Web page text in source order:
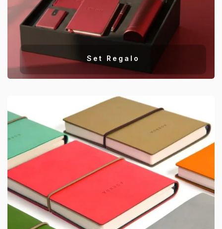
Set Regalo